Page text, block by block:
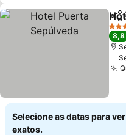
3
8,8
Selecione as datas para
exatos.